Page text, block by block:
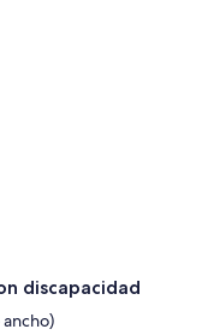
discapacidad